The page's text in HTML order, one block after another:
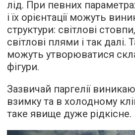
лід. При певних
і їх орієнтації можуть
структури: світлові
світлові плями і так
можуть утворюватися
фігури.
Зазвичай паргелії
взимку та в холодному
таке явище дуже рідкісне.